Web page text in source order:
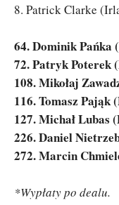
8. Patrick Clarke
64. Dominik Pańka
72. Patryk Poterek
108. Mikołaj
116. Tomasz Pająk
127. Michał Lubas
226. Daniel
272. Marcin
*Wypłaty po dealu.